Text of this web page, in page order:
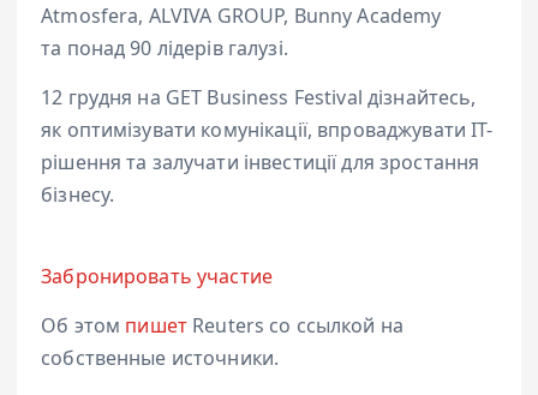
Atmosfera, ALVIVA GROUP, Bunny Academy
та понад 90 лідерів галузі.
12 грудня на GET Business Festival дізнайтесь,
як оптимізувати комунікації, впроваджувати ІТ-
рішення та залучати інвестиції для зростання
бізнесу.
Забронировать участие
Об этом пишетReuters со ссылкой на
собственные источники.